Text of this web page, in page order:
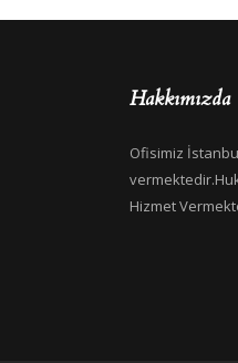
Hakkımızda
Ofisimiz
Hizmet